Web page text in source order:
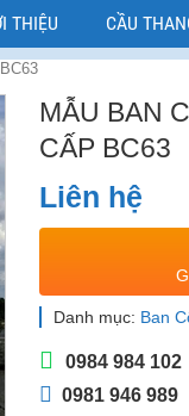
THIỆU CẦU
MẪU BAN
CẤP BC63
Liên hệ
Danh mục: Ban
0984 984 102
0981 946 989